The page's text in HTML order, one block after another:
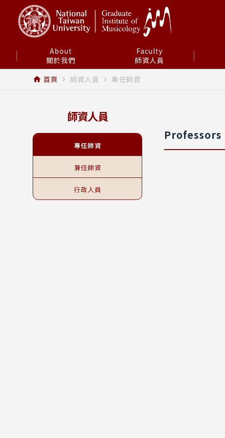
關於我們
About
師資人員
Faculty
home 首頁 navigate_next 師資人員 navigate_next 專任師資
師資人員
專任師資
兼任師資
行政人員
Professors